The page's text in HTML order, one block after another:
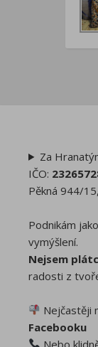
Za
IČO:
Pěkná 944/
Podnikám jako
vymýšlení.
Nejsem
radosti z
Nejčastěji
Facebooku
Nebo